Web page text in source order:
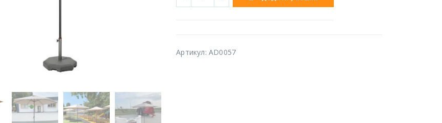
Артикул:AD0057